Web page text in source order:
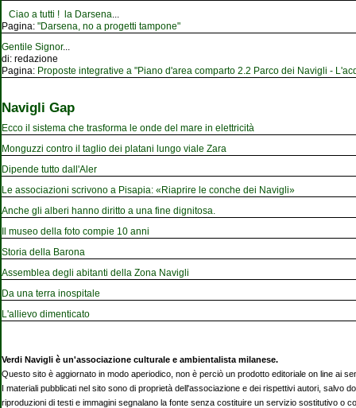
Ciao a tutti ! la Darsena
Pagina: "Darsena, no a progetti tampone"
Gentile Signor...
di: redazione
Pagina: Proposte integrative a "Piano d'area comparto 2.2 Parco dei Navigli -
Navigli Gap
Ecco il sistema che trasforma le onde del mare in elettricità
Monguzzi contro il taglio dei platani lungo viale Zara
Dipende tutto dall'Aler
Le associazioni scrivono a Pisapia: «Riaprire le conche dei Navigli»
Anche gli alberi hanno diritto a una fine dignitosa.
Il museo della foto compie 10 anni
Storia della Barona
Assemblea degli abitanti della Zona Navigli
Da una terra inospitale
L'allievo dimenticato
Verdi Navigli è un'associazione culturale e ambientalista milanese.
Questo sito è aggiornato in modo aperiodico, non è perciò un prodotto editoriale on line ai
I materiali pubblicati nel sito sono di proprietà dell'associazione e dei rispettivi autori, salvo
riproduzioni di testi e immagini segnalano la fonte senza costituire un servizio sostitutivo o